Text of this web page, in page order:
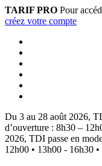
TARIF PRO Pour
créez votre compte
Du 3 au 28 août 2026,
d’ouverture : 8h30 –
2026, TDI passe en
12h00 • 13h00 - 16h30 •